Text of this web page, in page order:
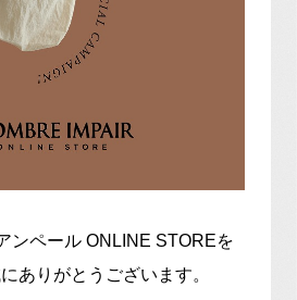
ンペール ONLINE STOREを
ありがとうございます。